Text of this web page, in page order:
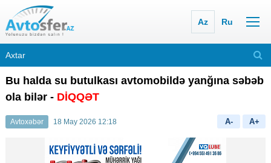
Az Ru
Bu halda su butulkası avtomobildə yanğına səbəb
ola bilər - DİQQƏT
Avtoxəbər 18 May 2026 12:18 A- A+